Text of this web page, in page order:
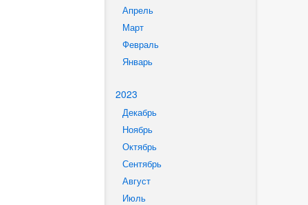
Апрель
Март
Февраль
Январь
2023
Декабрь
Ноябрь
Октябрь
Сентябрь
Август
Июль